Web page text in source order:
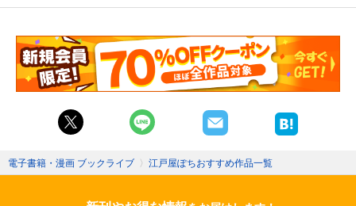
電子書籍・漫画 ブックライブ 〉 江戸屋ぽちおすすめ作品一覧